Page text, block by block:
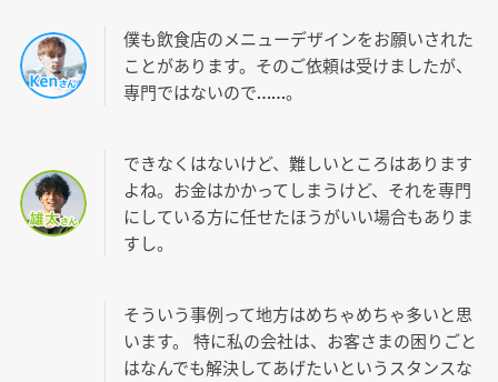
僕も飲食店のメニューデザインをお願いされた
ことがあります。そのご依頼は受けましたが、
専門ではないので……。
できなくはないけど、難しいところはあります
よね。お金はかかってしまうけど、それを専門
にしている方に任せたほうがいい場合もありま
すし。
そういう事例って地方はめちゃめちゃ多いと思
います。 特に私の会社は、お客さまの困りごと
はなんでも解決してあげたいというスタンスな